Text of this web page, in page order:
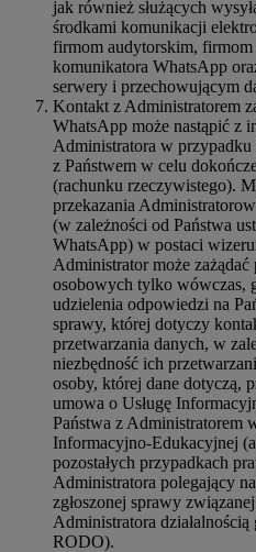
jak również służących
środkami komunikacji
firmom audytorskim,
komunikatora WhatsApp
serwery i przechowującym
Kontakt z Administratorem
WhatsApp może nastąpić z
Administratora w
z Państwem w celu
(rachunku rzeczywistego).
przekazania
(w zależności od Państwa
WhatsApp) w postaci
Administrator może
osobowych tylko wówczas,
udzielenia odpowiedzi na
sprawy, której dotyczy
przetwarzania danych, w
niezbędność ich
osoby, której dane dotyczą,
umowa o Usługę
Państwa z Administratorem
Informacyjno-Edukacyjnej
pozostałych przypadkach
Administratora polegający
zgłoszonej sprawy
Administratora
RODO).